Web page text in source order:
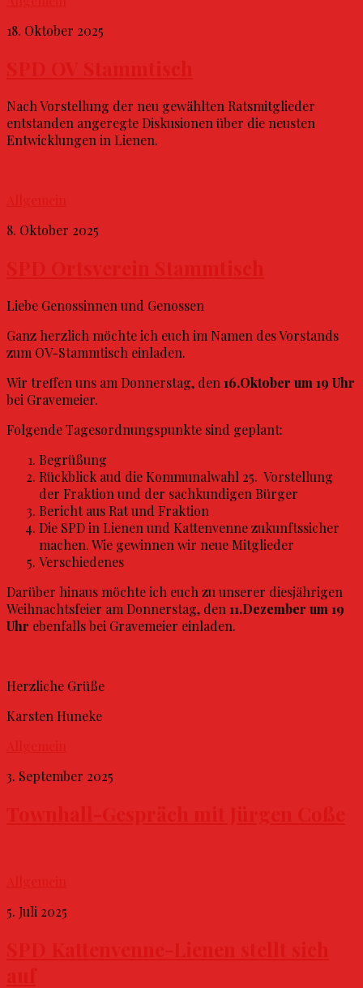
18. Oktober 2025
Nach Vorstellung der neu gewählten Ratsmitglieder
entstanden angeregte Diskusionen über die neusten
Entwicklungen in Lienen.
8. Oktober 2025
Liebe Genossinnen und Genossen
Ganz herzlich möchte ich euch im Namen des Vorstands
zum OV-Stammtisch einladen.
Wir treffen uns am Donnerstag, den 16.Oktober um 19 Uhr
bei Gravemeier.
Folgende Tagesordnungspunkte sind geplant:
Begrüßung
Rückblick aud die Kommunalwahl 25. Vorstellung
der Fraktion und der sachkundigen Bürger
Bericht aus Rat und Fraktion
Die SPD in Lienen und Kattenvenne zukunftssicher
machen. Wie gewinnen wir neue Mitglieder
Verschiedenes
Darüber hinaus möchte ich euch zu unserer diesjährigen
Weihnachtsfeier am Donnerstag, den 11.Dezember um 19
Uhr ebenfalls bei Gravemeier einladen.
Herzliche Grüße
Karsten Huneke
3. September 2025
5. Juli 2025